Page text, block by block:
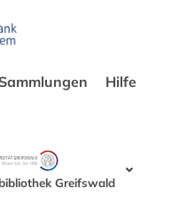
Sammlungen Hilfe
Greifswald